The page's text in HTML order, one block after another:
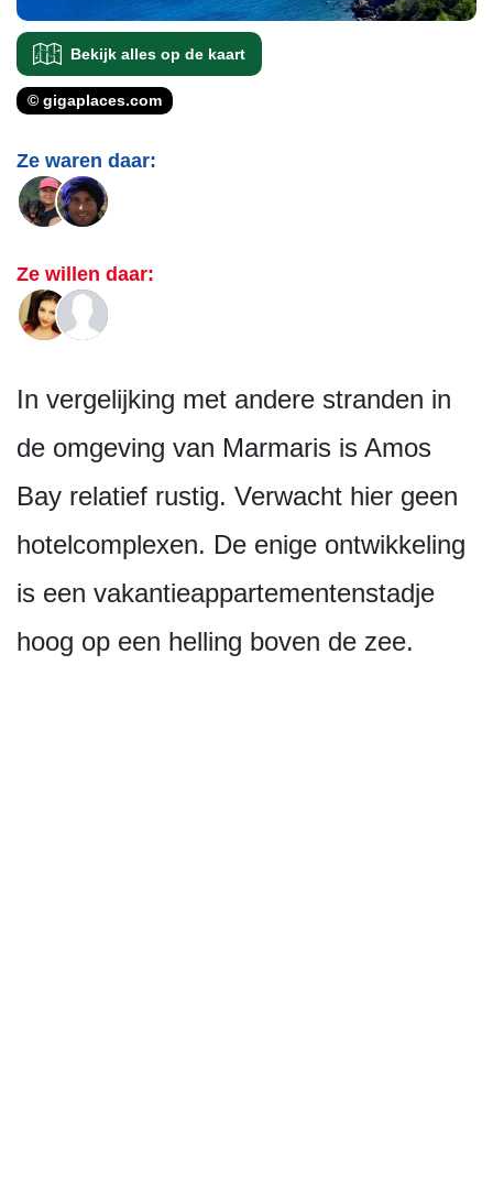
Bekijk alles op de kaart
© gigaplaces.com
Ze waren daar:
Ze willen daar:
In vergelijking met andere stranden in
de omgeving van Marmaris is Amos
Bay relatief rustig. Verwacht hier geen
hotelcomplexen. De enige ontwikkeling
is een vakantieappar­tementenstadje
hoog op een helling boven de zee.